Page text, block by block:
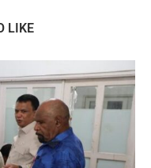
LIKE